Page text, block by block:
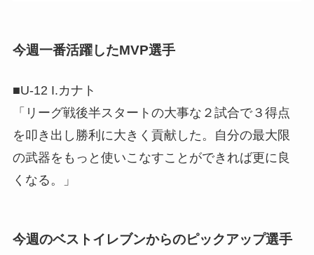
今週一番活躍したMVP選手
■U-12 I.カナト
「リーグ戦後半スタートの大事な２試合で３得点
を叩き出し勝利に大きく貢献した。自分の最大限
の武器をもっと使いこなすことができれば更に良
くなる。」
今週のベストイレブンからのピックアップ選手